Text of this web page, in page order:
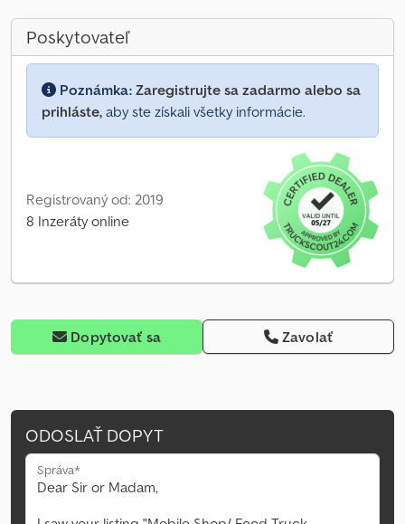
Poskytovateľ
Poznámka: Zaregistrujte sa zadarmo alebo sa
prihláste, aby ste získali všetky informácie.
Registrovaný od: 2019
8 Inzeráty online
Dopytovať sa Zavolať
ODOSLAŤ DOPYT
Správa*